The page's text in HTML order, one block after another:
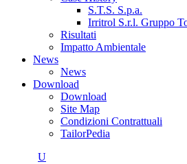
S.T.S. S.p.a.
Irritrol S.r.l. Gruppo
Risultati
Impatto Ambientale
News
News
Download
Download
Site Map
Condizioni Contrattuali
TailorPedia
U